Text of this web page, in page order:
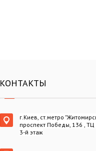
КОНТАКТЫ
г.Киев, ст.метро
проспект Победы, 136 , ТЦ
3-й этаж